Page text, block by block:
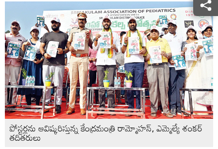
పోస్టర్లను ఆవిష్కరిస్తున్న కేంద్రమంత్రి రామ్మోహన్‌, ఎమ్మెల్యే శంకర్‌
తదితరులు